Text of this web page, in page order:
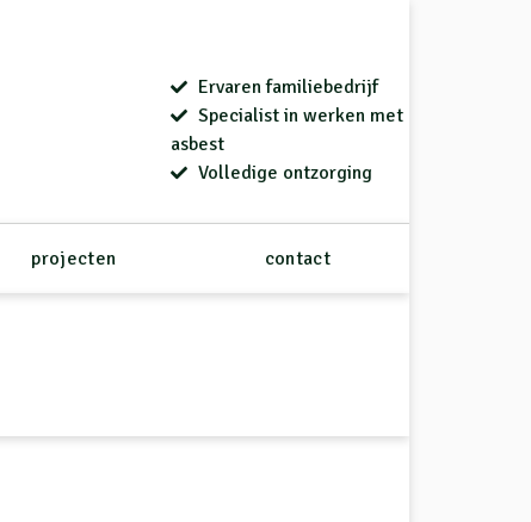
Ervaren familiebedrijf
Specialist in werken met
asbest
Volledige ontzorging
projecten contact